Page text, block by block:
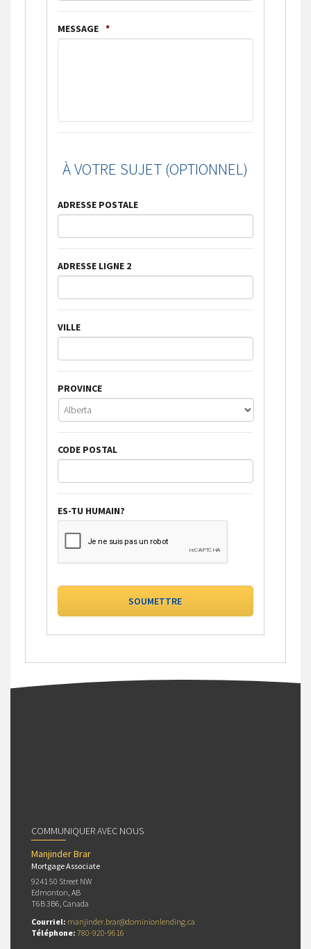
MESSAGE *
À VOTRE SUJET (OPTIONNEL)
ADRESSE POSTALE
ADRESSE LIGNE 2
VILLE
PROVINCE
CODE POSTAL
ES-TU HUMAIN?
COMMUNIQUER AVEC NOUS
Manjinder Brar
Mortgage Associate
9241 50 Street NW
Edmonton, AB
T6B 3B6, Canada
Courriel: manjinder.brar@dominionlending.ca
Téléphone: 780-920-9616